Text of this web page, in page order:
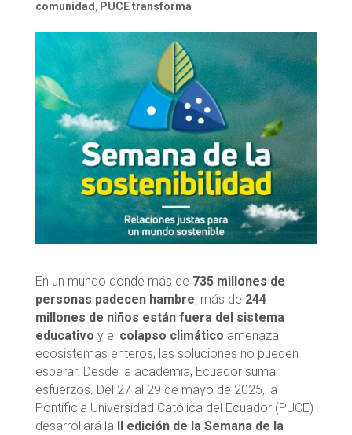
comunidad , PUCE transforma
En un mundo donde más de 735 millones de
personas padecen hambre, más de 244
millones de niños están fuera del sistema
educativo y el colapso climático amenaza
ecosistemas enteros, las soluciones no pueden
esperar. Desde la academia, Ecuador suma
esfuerzos. Del 27 al 29 de mayo de 2025, la
Pontificia Universidad Católica del Ecuador (PUCE)
desarrollará la
II edición de la Semana de la